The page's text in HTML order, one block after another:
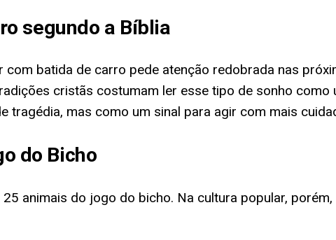
segundo a Bíblia
com batida de carro pede atenção redobrada nas
cristãs costumam ler esse tipo de sonho
tragédia, mas como um sinal para agir com mais
do Bicho
animais do jogo do bicho. Na cultura popular,